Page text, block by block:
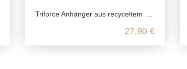
Triforce Anhänger aus recyceltem 925 Sterling Silber
27,90 €